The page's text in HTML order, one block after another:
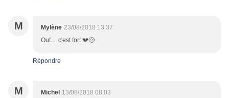
M Mylène 23/08/2018 13:37
Ouf.... c'est fort 💔😢
Répondre
M Michel 13/08/2018 08:03